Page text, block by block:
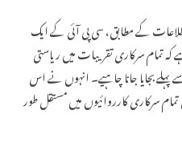
کے مطابق، سی پی آئی کے ایک
تمام سرکاری تقریبات میں ریاستی
بجایا جانا چاہیے۔ انہوں نے اس
سرکاری کارروائیوں میں مستقل طور